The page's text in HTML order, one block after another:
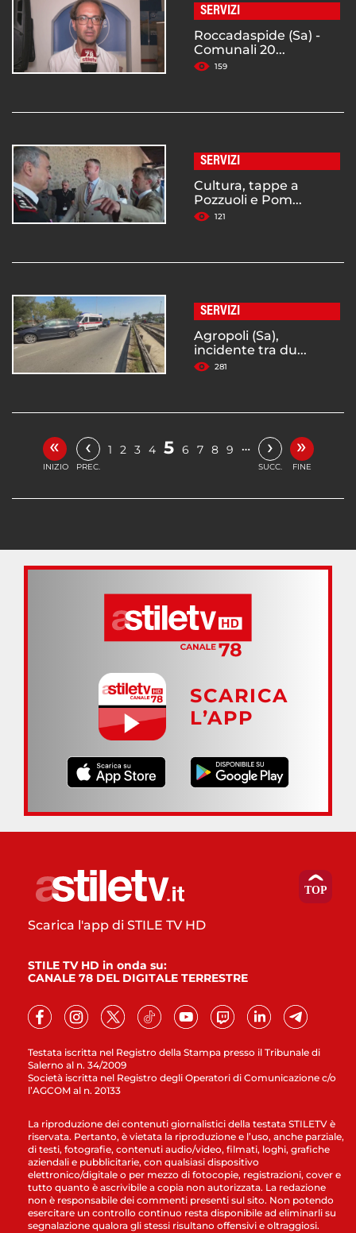
SERVIZI
Roccadaspide (Sa) -
Comunali 20...
159
SERVIZI
Cultura, tappe a
Pozzuoli e Pom...
121
SERVIZI
Agropoli (Sa),
incidente tra du...
281
«
INIZIO
‹
PREC.
1 2 3 4 5 6 7 8 9 … ›
SUCC.
»
FINE
SCARICA
L’APP
Testata iscritta nel Registro della Stampa presso il Tribunale di
Salerno al n. 34/2009
Società iscritta nel Registro degli Operatori di Comunicazione c/o
l’AGCOM al n. 20133
Scarica l'app di STILE TV HD
STILE TV HD in onda su:
CANALE 78 DEL DIGITALE TERRESTRE
La riproduzione dei contenuti giornalistici della testata STILETV è
riservata. Pertanto, è vietata la riproduzione e l’uso, anche parziale,
di testi, fotografie, contenuti audio/video, filmati, loghi, grafiche
aziendali e pubblicitarie, con qualsiasi dispositivo
elettronico/digitale o per mezzo di fotocopie, registrazioni, cover e
tutto quanto è ascrivibile a copia non autorizzata. La redazione
non è responsabile dei commenti presenti sul sito. Non potendo
esercitare un controllo continuo resta disponibile ad eliminarli su
segnalazione qualora gli stessi risultano offensivi e oltraggiosi.